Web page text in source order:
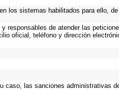
los sistemas habilitados para ello,
responsables de atender las
oficial, teléfono y dirección
caso, las sanciones administrativas